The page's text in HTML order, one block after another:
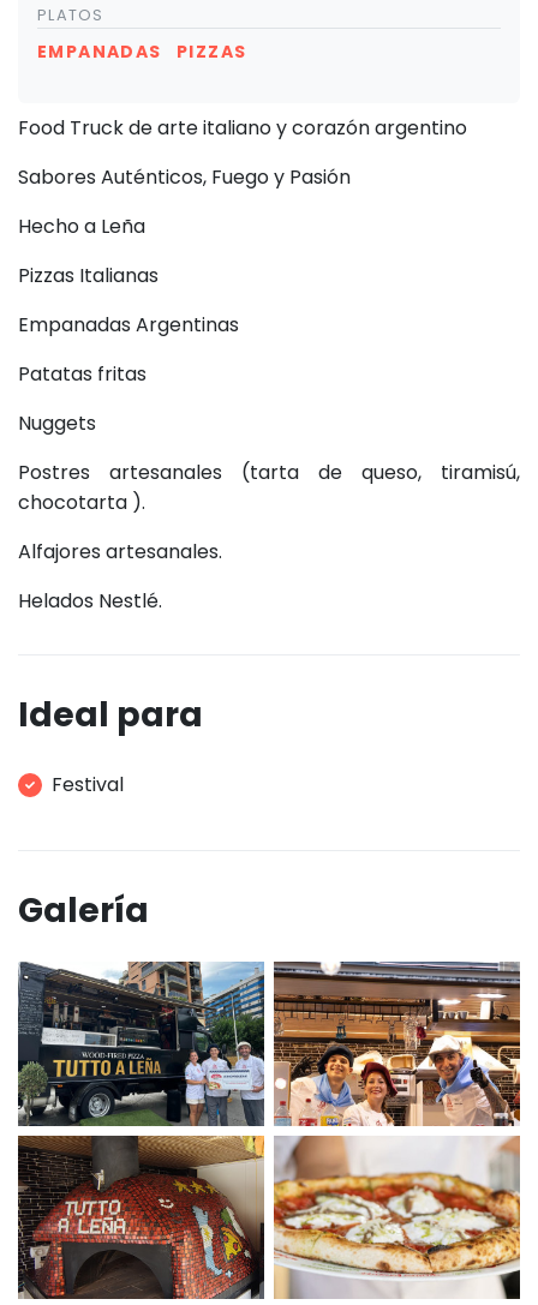
PLATOS
EMPANADAS PIZZAS
Food Truck de arte italiano y corazón argentino
Sabores Auténticos, Fuego y Pasión
Hecho a Leña
Pizzas Italianas
Empanadas Argentinas
Patatas fritas
Nuggets
Postres artesanales (tarta de queso, tiramisú,
chocotarta ).
Alfajores artesanales.
Helados Nestlé.
Ideal para
Festival
Galería